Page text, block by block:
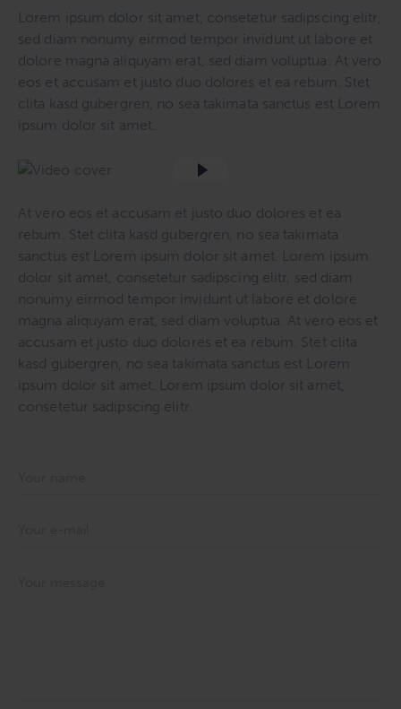
Lorem ipsum dolor sit amet, consetetur sadipscing elitr,
sed diam nonumy eirmod tempor invidunt ut labore et
dolore magna aliquyam erat, sed diam voluptua. At vero
eos et accusam et justo duo dolores et ea rebum. Stet
clita kasd gubergren, no sea takimata sanctus est Lorem
ipsum dolor sit amet.
At vero eos et accusam et justo duo dolores et ea
rebum. Stet clita kasd gubergren, no sea takimata
sanctus est Lorem ipsum dolor sit amet. Lorem ipsum
dolor sit amet, consetetur sadipscing elitr, sed diam
nonumy eirmod tempor invidunt ut labore et dolore
magna aliquyam erat, sed diam voluptua. At vero eos et
accusam et justo duo dolores et ea rebum. Stet clita
kasd gubergren, no sea takimata sanctus est Lorem
ipsum dolor sit amet. Lorem ipsum dolor sit amet,
consetetur sadipscing elitr.